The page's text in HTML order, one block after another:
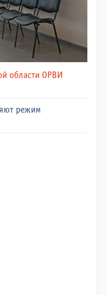
области ОРВИ
режим